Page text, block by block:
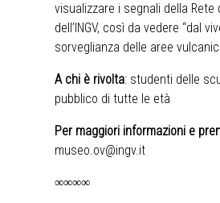
visualizzare i segnali della Rete
dell’INGV, così da vedere “dal
sorveglianza delle aree
A chi è rivolta: studenti delle
pubblico di tutte le età
Per maggiori informazioni e
museo.ov@ingv.it
∞∞∞∞